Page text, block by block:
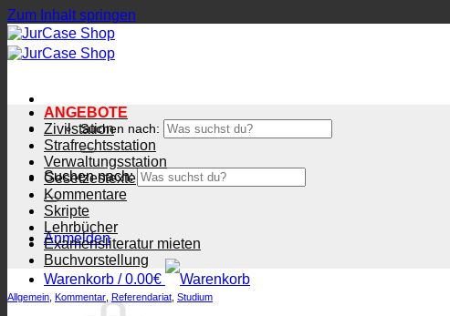
Zum Inhalt springen
Suchen nach:
Suchen nach:
Anmelden
Warenkorb /0.00€
ANGEBOTE
Zivilstation
Strafrechtsstation
Verwaltungsstation
Gesetzestexte
Kommentare
Skripte
Lehrbücher
Examensliteratur mieten
Buchvorstellung
Allgemein Kommentar Referendariat Studium